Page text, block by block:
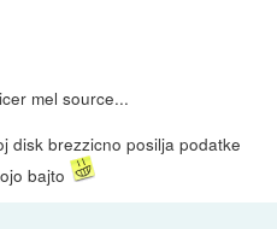
mel source...
disk brezzicno posilja podatke
bajto